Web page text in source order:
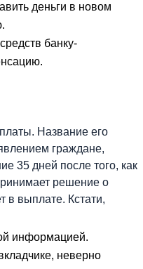
деньги в новом
банку-
Название его
граждане,
35 дней после того, как
решение о
в выплате. Кстати,
информацией.
неверно